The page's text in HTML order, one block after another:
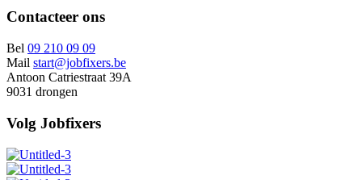
Contacteer ons
Bel 09 210 09 09
Mail start@jobfixers.be
Antoon Catriestraat 39A
9031 drongen
Volg Jobfixers